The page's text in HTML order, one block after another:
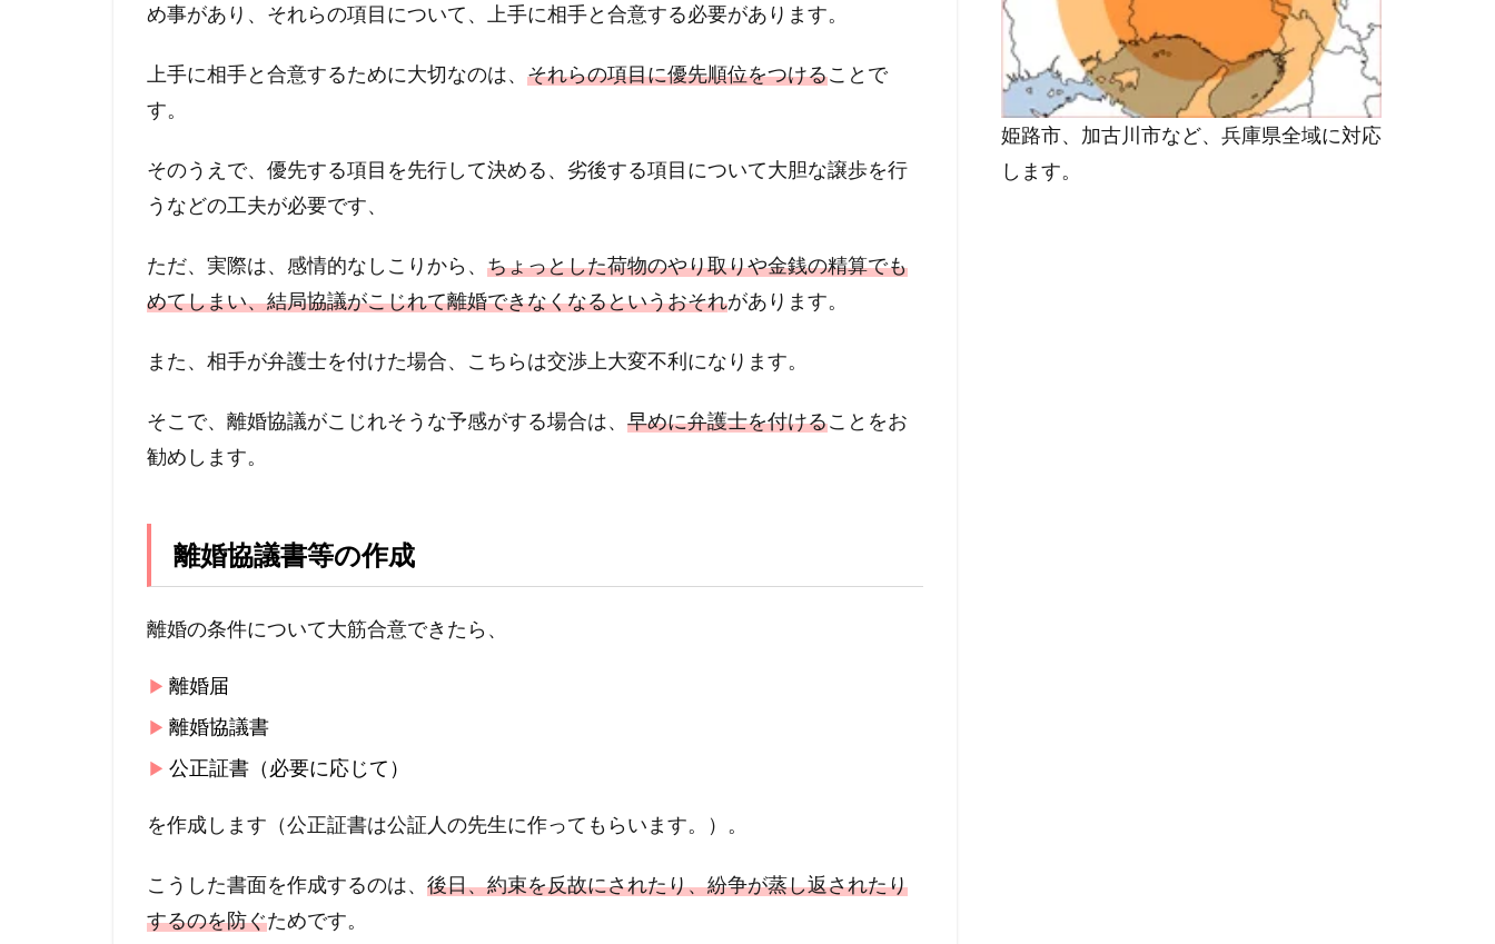
め事があり、それらの項目について、上手に相手と合意する必要があります。
上手に相手と合意するために大切なのは、 それらの項目に優先順位をつけることで
す。
そのうえで、優先する項目を先行して決める、劣後する項目について大胆な譲歩を行
うなどの工夫が必要です、
ただ、実際は、感情的なしこりから、 ちょっとした荷物のやり取りや金銭の精算でも
めてしまい、結局協議がこじれて離婚できなくなるというおそれがあります。
また、相手が弁護士を付けた場合、こちらは交渉上大変不利になります。
そこで、離婚協議がこじれそうな予感がする場合は、 早めに弁護士を付けることをお
勧めします。
離婚協議書等の作成
離婚の条件について大筋合意できたら、
離婚届
離婚協議書
公正証書（必要に応じて）
を作成します（公正証書は公証人の先生に作ってもらいます。）。
こうした書面を作成するのは、 後日、約束を反故にされたり、紛争が蒸し返されたり
するのを防ぐためです。
姫路市、加古川市など、兵庫県全域に対応
します。